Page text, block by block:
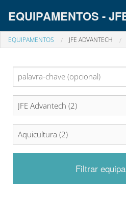
EQUIPAMENTOS -
EQUIPAMENTOS JFE ADVANTECH
Filtrar